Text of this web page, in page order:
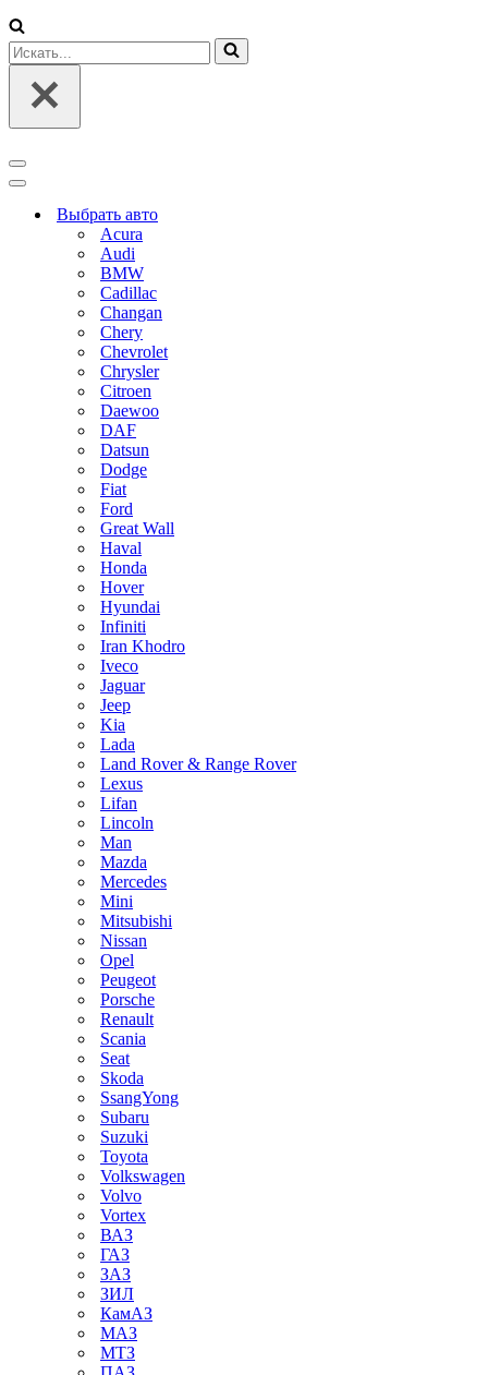
Искать...
Меню
навигации
Меню
навигацииВыбрать авто
Acura
Audi
BMW
Cadillac
Changan
Chery
Chevrolet
Chrysler
Citroen
Daewoo
DAF
Datsun
Dodge
Fiat
Ford
Great Wall
Haval
Honda
Hover
Hyundai
Infiniti
Iran Khodro
Iveco
Jaguar
Jeep
Kia
Lada
Land Rover & Range Rover
Lexus
Lifan
Lincoln
Man
Mazda
Mercedes
Mini
Mitsubishi
Nissan
Opel
Peugeot
Porsche
Renault
Scania
Seat
Skoda
SsangYong
Subaru
Suzuki
Toyota
Volkswagen
Volvo
Vortex
ВАЗ
ГАЗ
ЗАЗ
ЗИЛ
КамАЗ
МАЗ
МТЗ